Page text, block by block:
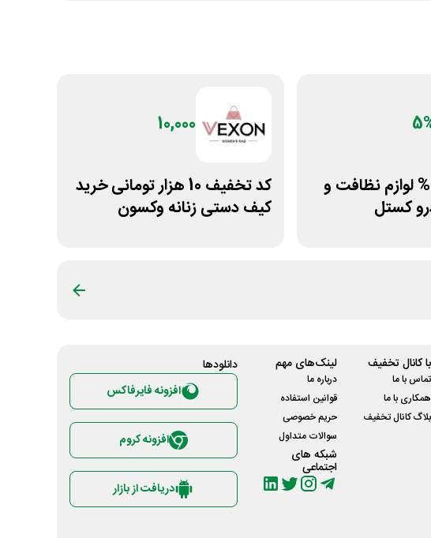
کد تخفیف 5% لوازم نظافت و
کستل
10,000
کد تخفیف 10 هزار تومانی خرید
کیف دستی زنانه وکسون
با کانال تخفیف
تماس با ما
همکاری با ما
بلاگ کانال تخفیف
لینک‌های مهم
درباره ما
قوانین استفاده
حریم خصوصی
سوالات متداول
شبکه های
اجتماعی
دانلود‌ها
افزونه فایرفاکس
افزونه کروم
دریافت از بازار